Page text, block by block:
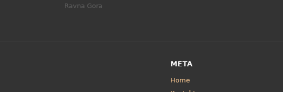
Ravna Gora
META
Home